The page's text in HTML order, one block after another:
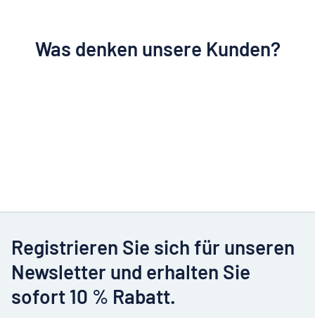
Was denken unsere Kunden?
Registrieren Sie sich für unseren
Newsletter und erhalten Sie
sofort 10 % Rabatt.